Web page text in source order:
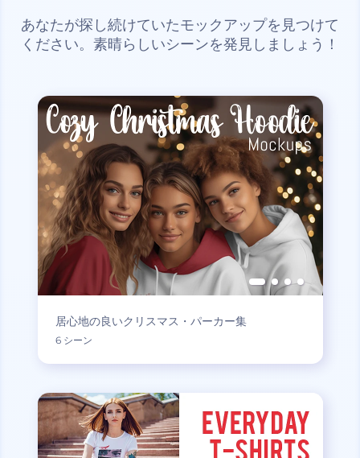
あなたが探し続けていたモックアップを見つけて
ください。素晴らしいシーンを発見しましょう！
居心地の良いクリスマス・パーカー集
6 シーン